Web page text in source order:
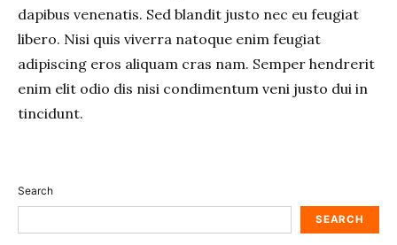
dapibus venenatis. Sed blandit justo nec eu feugiat
libero. Nisi quis viverra natoque enim feugiat
adipiscing eros aliquam cras nam. Semper hendrerit
enim elit odio dis nisi condimentum veni justo dui in
tincidunt.
Search
SEARCH